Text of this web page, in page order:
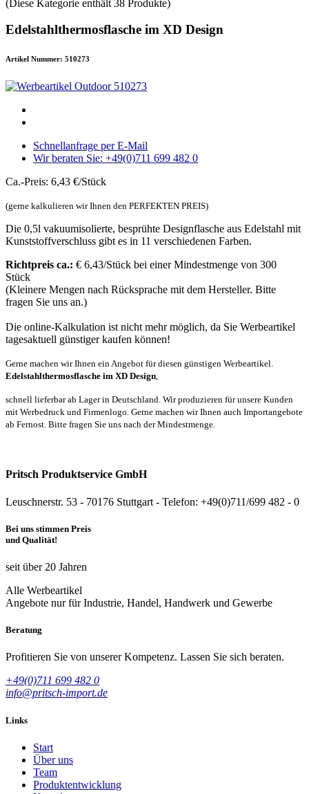
(Diese Kategorie enthält 38 Produkte)
Edelstahlthermosflasche im XD Design
Artikel Nummer: 510273
Schnellanfrage per E-Mail
Wir beraten Sie: +49(0)711 699 482 0
Ca.-Preis: 6,43 €/Stück
(gerne kalkulieren wir Ihnen den PERFEKTEN PREIS)
Die 0,5l vakuumisolierte, besprühte Designflasche aus Edelstahl mit
Kunststoffverschluss gibt es in 11 verschiedenen Farben.
Richtpreis ca.: € 6,43/Stück bei einer Mindestmenge von 300
Stück
(Kleinere Mengen nach Rücksprache mit dem Hersteller. Bitte
fragen Sie uns an.)
Die online-Kalkulation ist nicht mehr möglich, da Sie Werbeartikel
tagesaktuell günstiger kaufen können!
Gerne machen wir Ihnen ein Angebot für diesen günstigen Werbeartikel.
Edelstahlthermosflasche im XD Design,
schnell lieferbar ab Lager in Deutschland. Wir produzieren für unsere Kunden
mit Werbedruck und Firmenlogo. Gerne machen wir Ihnen auch Importangebote
ab Fernost. Bitte fragen Sie uns nach der Mindestmenge.
Pritsch Produktservice GmbH
Leuschnerstr. 53 - 70176 Stuttgart - Telefon: +49(0)711/699 482 - 0
Bei uns stimmen Preis
und Qualität!
seit über 20 Jahren
Alle Werbeartikel
Angebote nur für Industrie, Handel, Handwerk und Gewerbe
Beratung
Profitieren Sie von unserer Kompetenz. Lassen Sie sich beraten.
+49(0)711 699 482 0
info@pritsch-import.de
Links
Start
Über uns
Team
Produktentwicklung